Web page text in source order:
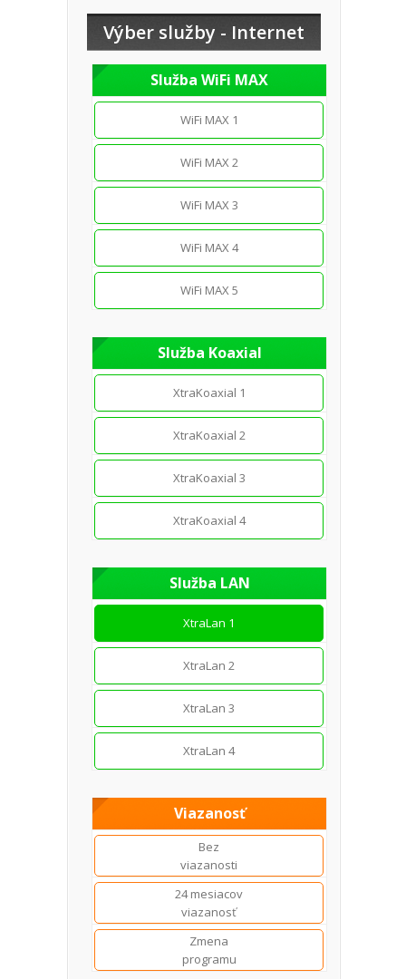
Výber služby - Internet
Služba WiFi MAX
WiFi MAX 1
WiFi MAX 2
WiFi MAX 3
WiFi MAX 4
WiFi MAX 5
Služba Koaxial
XtraKoaxial 1
XtraKoaxial 2
XtraKoaxial 3
XtraKoaxial 4
Služba LAN
XtraLan 1
XtraLan 2
XtraLan 3
XtraLan 4
Viazanosť
Bez
viazanosti
24 mesiacov
viazanosť
Zmena
programu